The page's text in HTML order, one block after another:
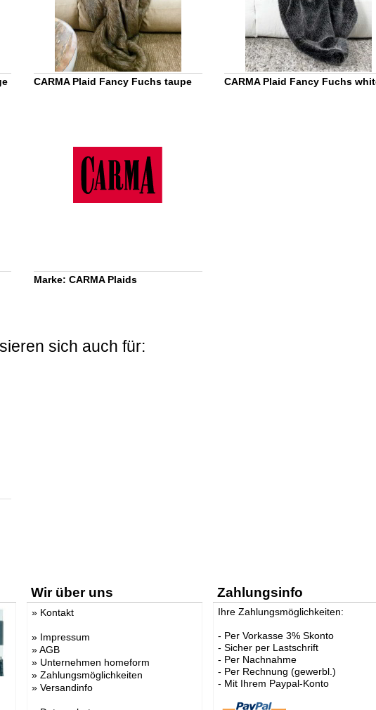
CARMA Plaid Fancy Fuchs taupe CARMA Plaid Fancy Fuchs
Marke: CARMA Plaids
sich auch für:
Wir über uns
» Kontakt
» Impressum
»AGB
» Unternehmen homeform
» Zahlungsmöglichkeiten
» Versandinfo
Zahlungsinfo
Ihre Zahlungsmöglichkeiten:
- Per Vorkasse 3% Skonto
- Sicher per Lastschrift
- Per Nachnahme
- Per Rechnung (gewerbl.)
- Mit Ihrem Paypal-Konto